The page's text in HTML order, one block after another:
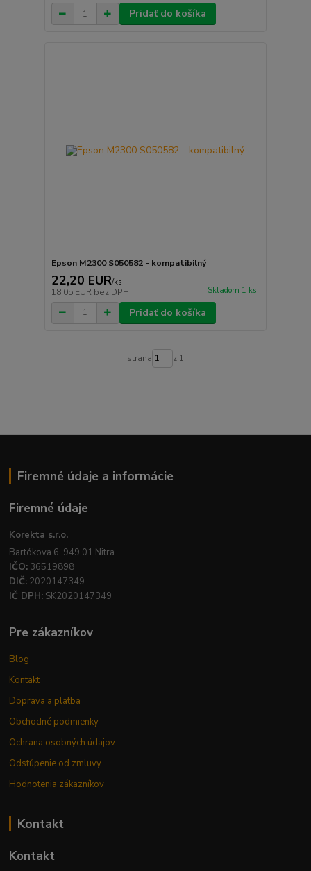
Pridať do košíka
Epson M2300 S050582 - kompatibilný
22,20 EUR/ks
18,05 EUR bez DPH Skladom 1 ks
Pridať do košíka
strana z 1
Firemné údaje a informácie
Firemné údaje
Korekta s.r.o.
Bartókova 6, 949 01 Nitra
IČO: 36519898
DIČ: 2020147349
IČ DPH: SK2020147349
Pre zákazníkov
Blog
Kontakt
Doprava a platba
Obchodné podmienky
Ochrana osobných údajov
Odstúpenie od zmluvy
Hodnotenia zákazníkov
Kontakt
Kontakt